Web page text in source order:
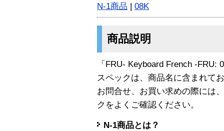
N-1商品 | 08K
商品説明
「FRU- Keyboard French -FRU:
スペックは、商品名に含まれて
お問合せ、お買い求めの際には
クをよくご確認ください。
N-1商品とは？